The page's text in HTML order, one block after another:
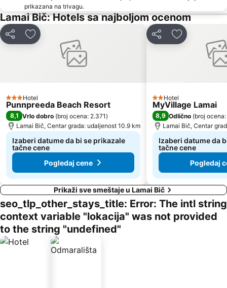
prikazana na trivagu.
Lamai Bič: Hotels sa najboljom ocenom
Deli Dodati u favorite
3 Zvezdice
Hotel
Punnpreeda Beach Resort
8,1 Vrlo dobro (broj ocena: 2.371)
Lamai Bič, Centar grada: udaljenost 10.9 km
Izaberi datume da bi se prikazale
tačne cene
Pogledaj cene
Deli Dodati u
2 Zvezdice
Hotel
MyVillage Lamai
8,9 Odlično (broj ocena:
Lamai Bič, Centar
Izaberi datume da
tačne cene
Pogledaj
Prikaži sve smeštaje u Lamai Bič
seo_tlp_other_stays_title: Error: The intl string
context variable "lokacija" was not provided
to the string "undefined"